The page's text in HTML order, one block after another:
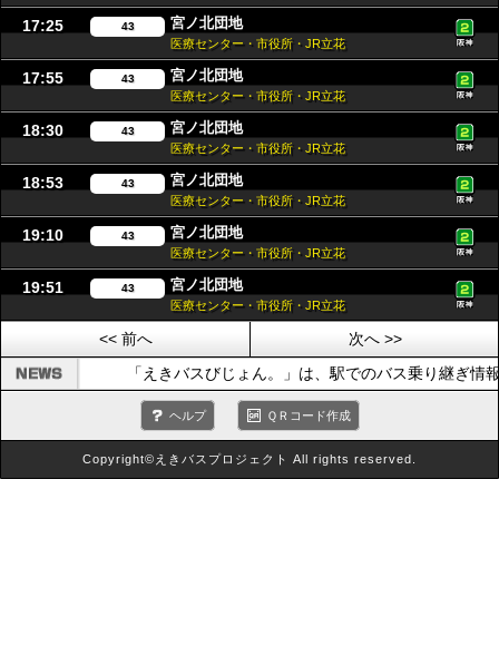
17:25 43 宮ノ北団地
医療センター・市役所・JR立花
17:55 43 宮ノ北団地
医療センター・市役所・JR立花
18:30 43 宮ノ北団地
医療センター・市役所・JR立花
18:53 43 宮ノ北団地
医療センター・市役所・JR立花
19:10 43 宮ノ北団地
医療センター・市役所・JR立花
19:51 43 宮ノ北団地
医療センター・市役所・JR立花
<< 前へ
次へ >>
「えきバスびじょん。」は、駅でのバス乗り継ぎ情
ヘルプ ＱＲコード作成
Copyright©えきバスプロジェクト All rights reserved.